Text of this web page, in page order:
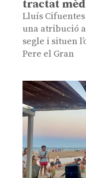
tractat
Lluís
una atribució
segle i situen
Pere el Gran